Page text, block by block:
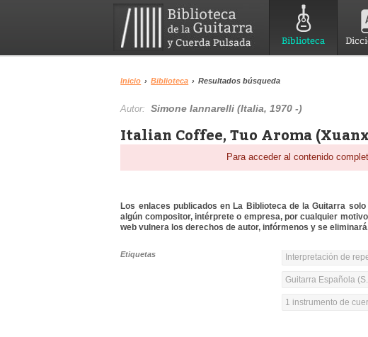
Biblioteca
Inicio › Biblioteca › Resultados búsqueda
Autor:Simone Iannarelli (Italia, 1970 -)
Italian Coffee, Tuo Aroma
Para acceder al contenido
Los enlaces publicados en La Biblioteca de la Guitarra
algún compositor, intérprete o empresa, por cualquier
web vulnera los derechos de autor, infórmenos y se
Etiquetas Interpretación de
Guitarra Española
1 instrumento de